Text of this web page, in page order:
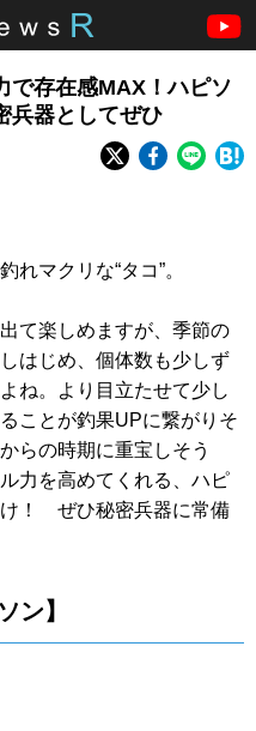
で存在感MAX！ハピソ
兵器としてぜひ
れマクリな“タコ”。
て楽しめますが、季節の
はじめ、個体数も少しず
ね。より目立たせて少し
ことが釣果UPに繋がりそ
らの時期に重宝しそう
力を高めてくれる、ハピ
け！ ぜひ秘密兵器に常備
ン】